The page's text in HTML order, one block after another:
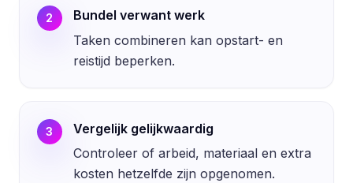
2
Bundel verwant werk
Taken combineren kan opstart- en
reistijd beperken.
3
Vergelijk gelijkwaardig
Controleer of arbeid, materiaal en extra
kosten hetzelfde zijn opgenomen.